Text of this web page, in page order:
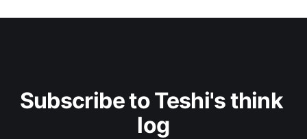
Subscribe to Teshi's think
log